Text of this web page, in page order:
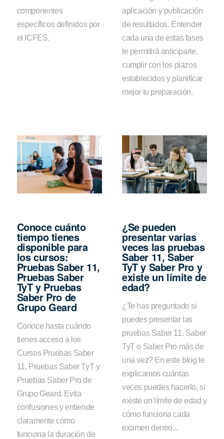
componentes
específicos definidos por
el ICFES.
aplicación y publicación
de resultados. Entender
cada una de estas fases
te permitirá anticiparte,
cumplir con los plazos
establecidos y planificar
mejor tu preparación.
Conoce cuánto
tiempo tienes
disponible para
los cursos:
Pruebas Saber 11,
Pruebas Saber
TyT y Pruebas
Saber Pro de
Grupo Geard
Conoce hasta cuándo
tienes acceso a los
Cursos Pruebas Saber
11, Pruebas Saber TyT y
Pruebas Saber Pro de
Grupo Geard. Evita
confusiones y entiende
claramente cómo
funciona la duración de
¿Se pueden
presentar varias
veces las pruebas
Saber 11, Saber
TyT y Saber Pro y
existe un límite de
edad?
¿Te has preguntado si
puedes presentar las
pruebas Saber 11, Saber
TyT o Saber Pro más de
una vez? En este blog te
explicamos cuántas
veces puedes hacerlo, si
existe un límite de edad y
cómo funciona cada
examen dentro...